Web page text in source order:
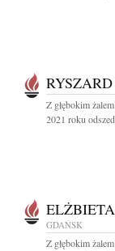
Z głębokim
2021 roku
GDAŃSK
Z głębokim